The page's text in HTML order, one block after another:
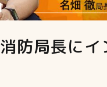
防局長にイ